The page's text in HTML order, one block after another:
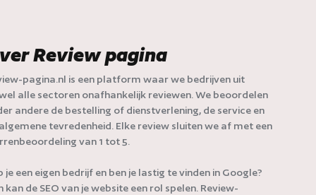
Review pagina
pagina.nl is een platform waar we bedrijven uit
alle sectoren onafhankelijk reviewen. We beoordelen
andere de bestelling of dienstverlening, de service en
tevredenheid. Elke review sluiten we af met een
van 1 tot 5.
je een eigen bedrijf en ben je lastig te vinden in Google?
kan de SEO van je website een rol spelen. Review-